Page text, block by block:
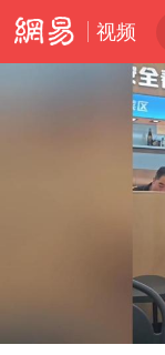
视频
Play